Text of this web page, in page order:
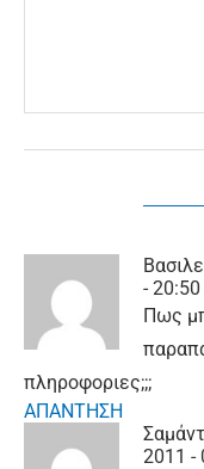
- 20:50
Πως
πληροφοριες;;;
ΑΠΑΝΤΗΣΗ
2011 -